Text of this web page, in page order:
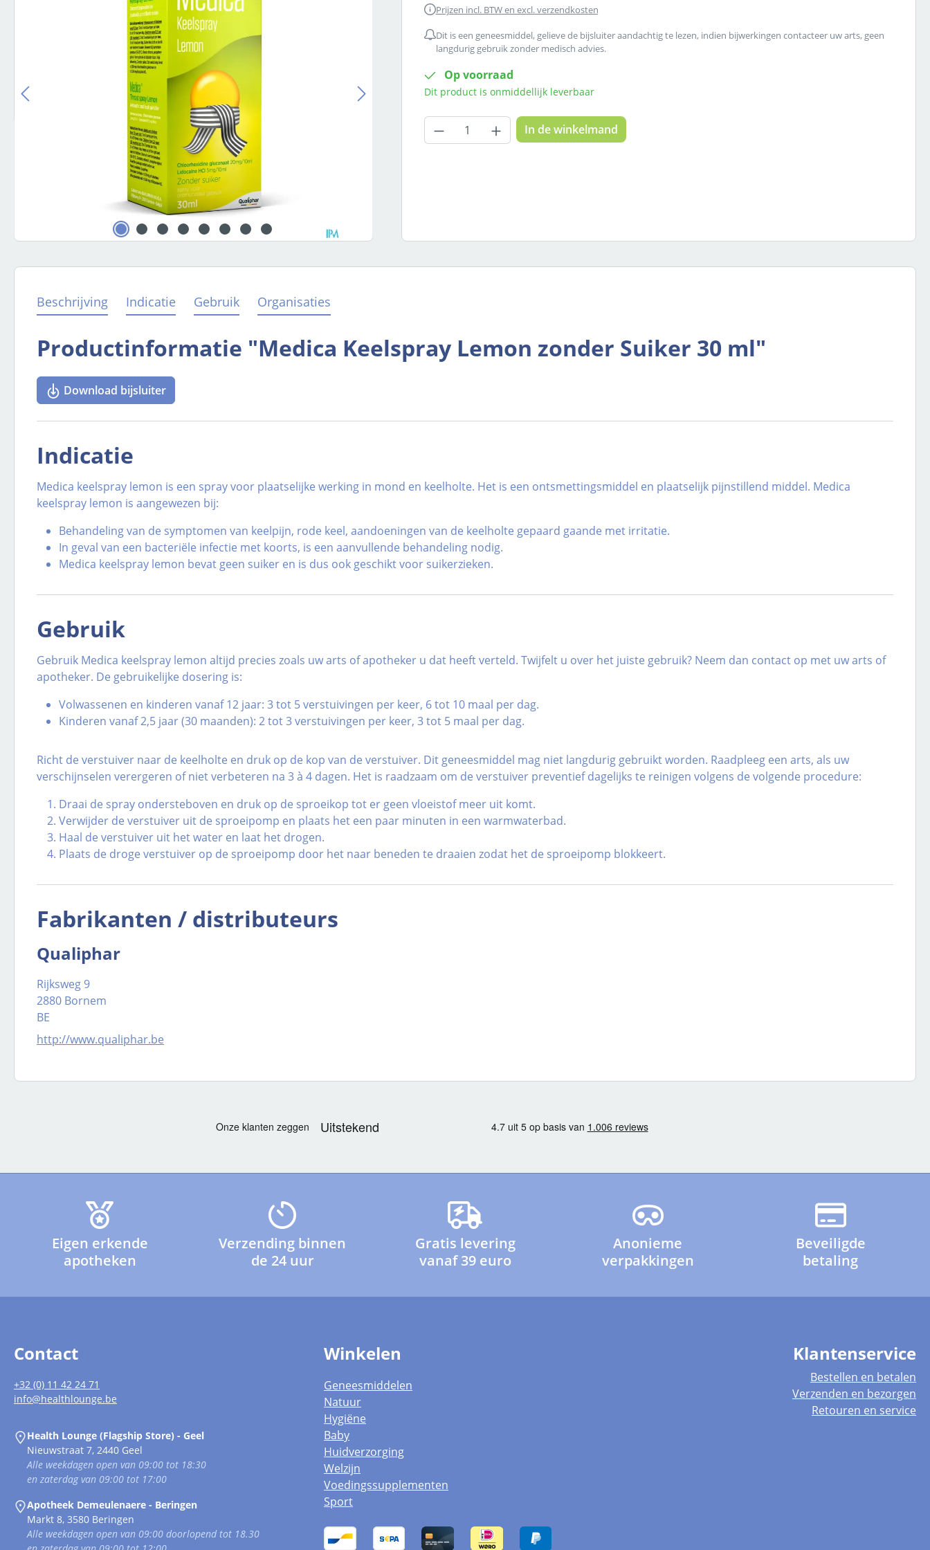
Prijzen incl. BTW en excl. verzendkosten
Dit is een geneesmiddel, gelieve de bijsluiter aandachtig te lezen, indien bijwerkingen contacteer uw arts, geen
langdurig gebruik zonder medisch advies.
Op voorraad
Dit product is onmiddellijk leverbaar
Producthoeveelheid: Voer de gewenste hoeveelheid in of
In de winkelmand
Beschrijving Indicatie Gebruik Organisaties
Productinformatie "Medica Keelspray Lemon zonder Suiker 30 ml"
Download bijsluiter
Indicatie
Medica keelspray lemon is een spray voor plaatselijke werking in mond en keelholte. Het is een ontsmettingsmiddel en plaatselijk pijnstillend middel. Medica
keelspray lemon is aangewezen bij:
Behandeling van de symptomen van keelpijn, rode keel, aandoeningen van de keelholte gepaard gaande met irritatie.
In geval van een bacteriële infectie met koorts, is een aanvullende behandeling nodig.
Medica keelspray lemon bevat geen suiker en is dus ook geschikt voor suikerzieken.
Gebruik
Gebruik Medica keelspray lemon altijd precies zoals uw arts of apotheker u dat heeft verteld. Twijfelt u over het juiste gebruik? Neem dan contact op met uw arts of
apotheker. De gebruikelijke dosering is:
Volwassenen en kinderen vanaf 12 jaar: 3 tot 5 verstuivingen per keer, 6 tot 10 maal per dag.
Kinderen vanaf 2,5 jaar (30 maanden): 2 tot 3 verstuivingen per keer, 3 tot 5 maal per dag.
Richt de verstuiver naar de keelholte en druk op de kop van de verstuiver. Dit geneesmiddel mag niet langdurig gebruikt worden. Raadpleeg een arts, als uw
verschijnselen verergeren of niet verbeteren na 3 à 4 dagen. Het is raadzaam om de verstuiver preventief dagelijks te reinigen volgens de volgende procedure:
Draai de spray ondersteboven en druk op de sproeikop tot er geen vloeistof meer uit komt.
Verwijder de verstuiver uit de sproeipomp en plaats het een paar minuten in een warmwaterbad.
Haal de verstuiver uit het water en laat het drogen.
Plaats de droge verstuiver op de sproeipomp door het naar beneden te draaien zodat het de sproeipomp blokkeert.
Fabrikanten / distributeurs
Qualiphar
Rijksweg 9
2880 Bornem
BE
http://www.qualiphar.be
Eigen erkende
apotheken
Verzending binnen
de 24 uur
Gratis levering
vanaf 39 euro
Anonieme
verpakkingen
Beveiligde
betaling
Contact
+32 (0) 11 42 24 71
info@healthlounge.be
Health Lounge (Flagship Store) - Geel
Nieuwstraat 7, 2440 Geel
Alle weekdagen open van 09:00 tot 18:30
en zaterdag van 09:00 tot 17:00
Apotheek Demeulenaere - Beringen
Markt 8, 3580 Beringen
Alle weekdagen open van 09:00 doorlopend tot 18.30
Winkelen
Geneesmiddelen
Natuur
Hygiëne
Baby
Huidverzorging
Welzijn
Voedingssupplementen
Sport
Klantenservice
Bestellen en betalen
Verzenden en bezorgen
Retouren en service